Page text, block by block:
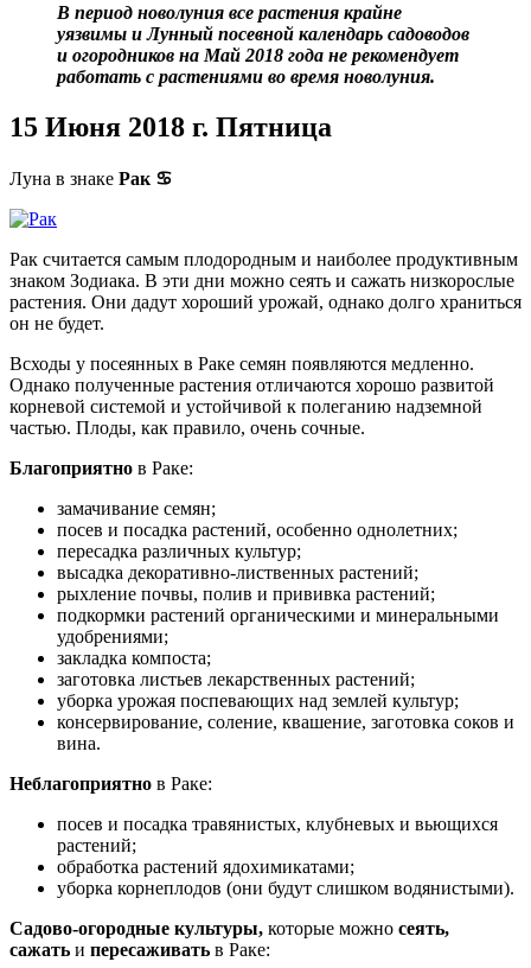
В период новолуния все растения крайне
уязвимы и Лунный посевной календарь садоводов
и огородников на Май 2018 года не рекомендует
работать с растениями во время новолуния.
15 Июня 2018 г. Пятница
Луна в знаке Рак ♋
Рак считается самым плодородным и наиболее продуктивным
знаком Зодиака. В эти дни можно сеять и сажать низкорослые
растения. Они дадут хороший урожай, однако долго храниться
он не будет.
Всходы у посеянных в Раке семян появляются медленно.
Однако полученные растения отличаются хорошо развитой
корневой системой и устойчивой к полеганию надземной
частью. Плоды, как правило, очень сочные.
Благоприятно в Раке:
замачивание семян;
посев и посадка растений, особенно однолетних;
пересадка различных культур;
высадка декоративно-лиственных растений;
рыхление почвы, полив и прививка растений;
подкормки растений органическими и минеральными
удобрениями;
закладка компоста;
заготовка листьев лекарственных растений;
уборка урожая поспевающих над землей культур;
консервирование, соление, квашение, заготовка соков и
вина.
Неблагоприятно в Раке:
посев и посадка травянистых, клубневых и вьющихся
растений;
обработка растений ядохимикатами;
уборка корнеплодов (они будут слишком водянистыми).
Садово-огородные культуры, которые можно сеять,
сажать и пересаживать в Раке: